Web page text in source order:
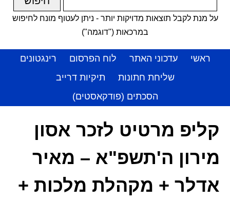
על מנת לקבל תוצאות מדויקות יותר - ניתן לעטוף מונח לחיפוש
במרכאות ("דוגמה")
ראשי עדכוני האתר לוח הפרסום
רינגטונים
שליחת חתונות
תיקיות דרייב
הסכתים (פודקאסטים)
קליפ מרטיט לזכר אסון
מירון ה'תשפ"א – מאיר
אדלר + מקהלת מלכות +